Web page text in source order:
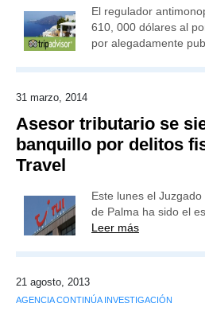
El regulador
610, 000 dólares al
por alegadamente
31 marzo, 2014
Asesor tributario se
banquillo por delitos
Travel
Este lunes el
de Palma ha sido el
Leer más
21 agosto, 2013
AGENCIA CONTINÚA INVESTIGACIÓN